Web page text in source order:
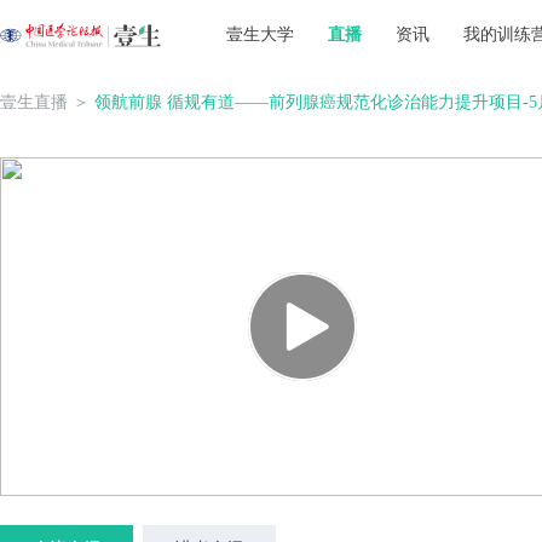
壹生大学 直播 资讯 我的训练
壹生直播 ＞ 领航前腺 循规有道——前列腺癌规范化诊治能力提升项目-5